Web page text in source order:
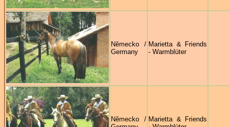
Německo /
Germany
Marietta & Friends
- Warmblüter
Německo / Marietta & Friends